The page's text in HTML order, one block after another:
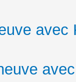
avec